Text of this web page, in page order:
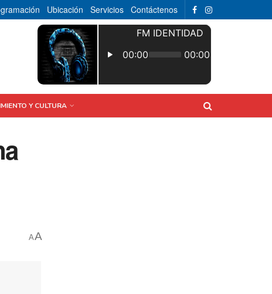
Ubicación Servicios Contáctenos
Y CULTURA
AA